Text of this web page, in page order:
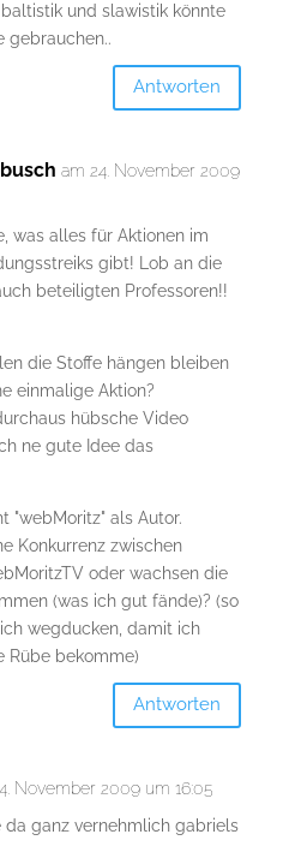
und slawistik könnte
gebrauchen..
Antworten
am 24. November 2009
was alles für Aktionen im
gibt! Lob an die
beteiligten Professoren!!
die Stoffe hängen bleiben
einmalige Aktion?
hübsche Video
ne gute Idee das
"webMoritz" als Autor.
Konkurrenz zwischen
oder wachsen die
(was ich gut fände)? (so
wegducken, damit ich
Rübe bekomme)
Antworten
November 2009 um 16:05
da ganz vernehmlich gabriels